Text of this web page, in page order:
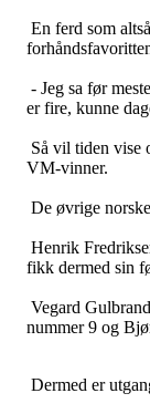
En ferd som
- Jeg sa før
er fire, kunne
Så vil tiden vise
VM-vinner.
De øvrige
Henrik
fikk dermed sin
Vegard
nummer 9 og
Dermed er